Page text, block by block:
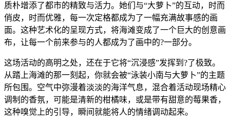
质朴增添了都市的精致与活力。她们与“大萝卜”的互动，时而
俏皮，时而优雅，每一次定格都成为了一幅充满故事感的画
面。这种艺术化的呈现方式，将海滩变成了一个巨大的创意画
布，让每一个前来参与的人都成为了画中的?一部分。
这场活动的高明之处，还在于它将“沉浸感”发挥到?了极致。
从踏上海滩的那一刻起，你就会被“泳装小南与大萝卜”的主题
所包围。空气中弥漫着淡淡的海洋气息，混合着活动现场精心
调制的香氛，可能是清新的柑橘味，或是带有甜意的莓果香，
这种嗅觉上的引导，瞬间就能将人的情绪调动起来。